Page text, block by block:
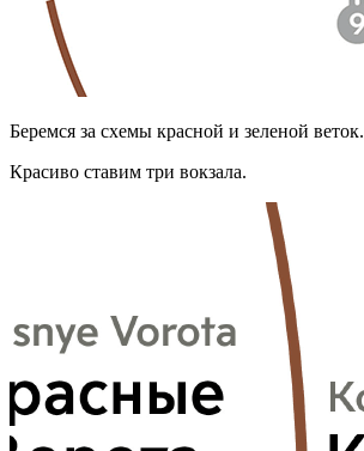
Беремся за схемы красной и зеленой веток.
Красиво ставим три вокзала.